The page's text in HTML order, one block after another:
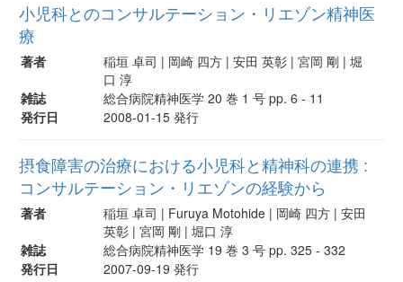
小児科とのコンサルテーション・リエゾン精神医
療
著者
稲垣 卓司 | 岡崎 四方 | 安田 英彰 | 宮岡 剛 | 堀
口 淳
雑誌
総合病院精神医学 20 巻 1 号 pp. 6 - 11
発行日
2008-01-15 発行
摂食障害の治療における小児科と精神科の連携 :
コンサルテーション・リエゾンの経験から
著者
稲垣 卓司 | Furuya Motohide | 岡崎 四方 | 安田
英彰 | 宮岡 剛 | 堀口 淳
雑誌
総合病院精神医学 19 巻 3 号 pp. 325 - 332
発行日
2007-09-19 発行